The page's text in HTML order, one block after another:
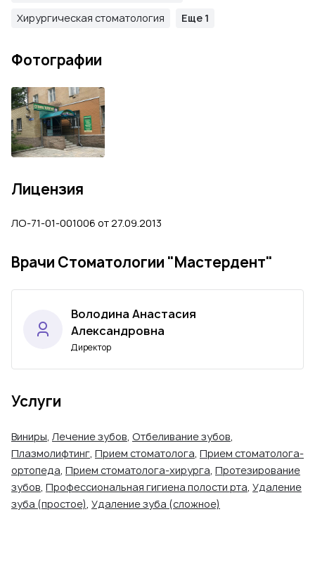
Хирургическая стоматология
Еще 1
Фотографии
Лицензия
ЛО-71-01-001006 от 27.09.2013
Врачи Стоматологии "Мастердент"
Володина Анастасия
Александровна
Директор
Услуги
Виниры, Лечение зубов, Отбеливание зубов,
Плазмолифтинг, Прием стоматолога, Прием стоматолога-
ортопеда, Прием стоматолога-хирурга, Протезирование
зубов, Профессиональная гигиена полости рта, Удаление
зуба (простое), Удаление зуба (сложное)